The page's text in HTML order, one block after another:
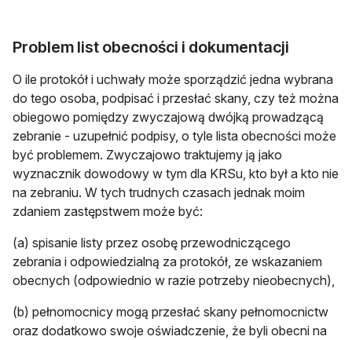
Problem list obecności i dokumentacji
O ile protokół i uchwały może sporządzić jedna wybrana
do tego osoba, podpisać i przesłać skany, czy też można
obiegowo pomiędzy zwyczajową dwójką prowadzącą
zebranie - uzupełnić podpisy, o tyle lista obecności może
być problemem. Zwyczajowo traktujemy ją jako
wyznacznik dowodowy w tym dla KRSu, kto był a kto nie
na zebraniu. W tych trudnych czasach jednak moim
zdaniem zastępstwem może być:
(a) spisanie listy przez osobę przewodniczącego
zebrania i odpowiedzialną za protokół, ze wskazaniem
obecnych (odpowiednio w razie potrzeby nieobecnych),
(b) pełnomocnicy mogą przesłać skany pełnomocnictw
oraz dodatkowo swoje oświadczenie, że byli obecni na